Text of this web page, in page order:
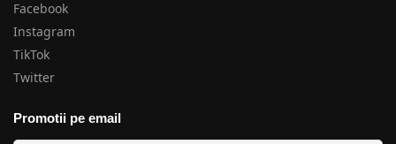
Facebook
Instagram
TikTok
Twitter
Promotii pe email